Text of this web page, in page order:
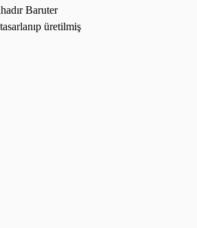
Baruter
üretilmiş